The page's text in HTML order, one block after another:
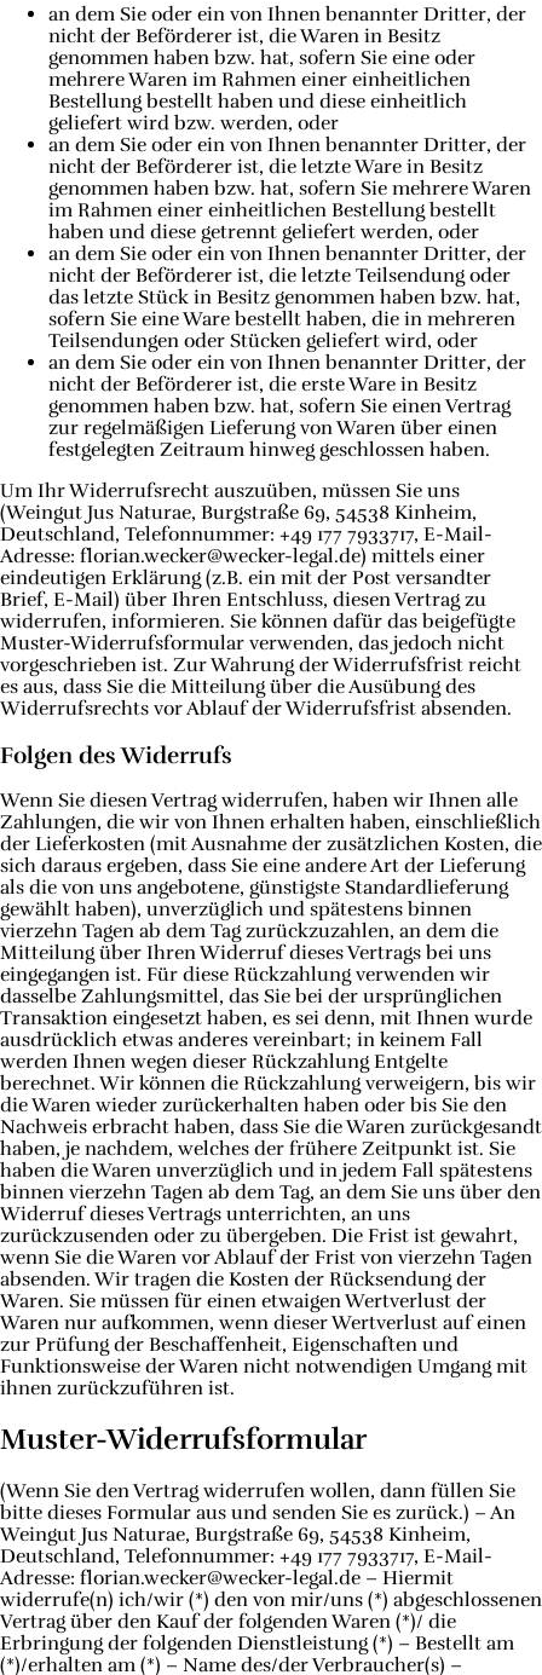
an dem Sie oder ein von Ihnen benannter Dritter, der
nicht der Beförderer ist, die Waren in Besitz
genommen haben bzw. hat, sofern Sie eine oder
mehrere Waren im Rahmen einer einheitlichen
Bestellung bestellt haben und diese einheitlich
geliefert wird bzw. werden, oder
an dem Sie oder ein von Ihnen benannter Dritter, der
nicht der Beförderer ist, die letzte Ware in Besitz
genommen haben bzw. hat, sofern Sie mehrere Waren
im Rahmen einer einheitlichen Bestellung bestellt
haben und diese getrennt geliefert werden, oder
an dem Sie oder ein von Ihnen benannter Dritter, der
nicht der Beförderer ist, die letzte Teilsendung oder
das letzte Stück in Besitz genommen haben bzw. hat,
sofern Sie eine Ware bestellt haben, die in mehreren
Teilsendungen oder Stücken geliefert wird, oder
an dem Sie oder ein von Ihnen benannter Dritter, der
nicht der Beförderer ist, die erste Ware in Besitz
genommen haben bzw. hat, sofern Sie einen Vertrag
zur regelmäßigen Lieferung von Waren über einen
festgelegten Zeitraum hinweg geschlossen haben.
Um Ihr Widerrufsrecht auszuüben, müssen Sie uns
(Weingut Jus Naturae, Burgstraße 69, 54538 Kinheim,
Deutschland, Telefonnummer: +49 177 7933717, E-Mail-
Adresse: florian.wecker@wecker-legal.de) mittels einer
eindeutigen Erklärung (z.B. ein mit der Post versandter
Brief, E-Mail) über Ihren Entschluss, diesen Vertrag zu
widerrufen, informieren. Sie können dafür das beigefügte
Muster-Widerrufsformular verwenden, das jedoch nicht
vorgeschrieben ist. Zur Wahrung der Widerrufsfrist reicht
es aus, dass Sie die Mitteilung über die Ausübung des
Widerrufsrechts vor Ablauf der Widerrufsfrist absenden.
Folgen des Widerrufs
Wenn Sie diesen Vertrag widerrufen, haben wir Ihnen alle
Zahlungen, die wir von Ihnen erhalten haben, einschließlich
der Lieferkosten (mit Ausnahme der zusätzlichen Kosten, die
sich daraus ergeben, dass Sie eine andere Art der Lieferung
als die von uns angebotene, günstigste Standardlieferung
gewählt haben), unverzüglich und spätestens binnen
vierzehn Tagen ab dem Tag zurückzuzahlen, an dem die
Mitteilung über Ihren Widerruf dieses Vertrags bei uns
eingegangen ist. Für diese Rückzahlung verwenden wir
dasselbe Zahlungsmittel, das Sie bei der ursprünglichen
Transaktion eingesetzt haben, es sei denn, mit Ihnen wurde
ausdrücklich etwas anderes vereinbart; in keinem Fall
werden Ihnen wegen dieser Rückzahlung Entgelte
berechnet. Wir können die Rückzahlung verweigern, bis wir
die Waren wieder zurückerhalten haben oder bis Sie den
Nachweis erbracht haben, dass Sie die Waren zurückgesandt
haben, je nachdem, welches der frühere Zeitpunkt ist. Sie
haben die Waren unverzüglich und in jedem Fall spätestens
binnen vierzehn Tagen ab dem Tag, an dem Sie uns über den
Widerruf dieses Vertrags unterrichten, an uns
zurückzusenden oder zu übergeben. Die Frist ist gewahrt,
wenn Sie die Waren vor Ablauf der Frist von vierzehn Tagen
absenden. Wir tragen die Kosten der Rücksendung der
Waren. Sie müssen für einen etwaigen Wertverlust der
Waren nur aufkommen, wenn dieser Wertverlust auf einen
zur Prüfung der Beschaffenheit, Eigenschaften und
Funktionsweise der Waren nicht notwendigen Umgang mit
ihnen zurückzuführen ist.
Muster-Widerrufsformular
(Wenn Sie den Vertrag widerrufen wollen, dann füllen Sie
bitte dieses Formular aus und senden Sie es zurück.) – An
Weingut Jus Naturae, Burgstraße 69, 54538 Kinheim,
Deutschland, Telefonnummer: +49 177 7933717, E-Mail-
Adresse: florian.wecker@wecker-legal.de – Hiermit
widerrufe(n) ich/wir (*) den von mir/uns (*) abgeschlossenen
Vertrag über den Kauf der folgenden Waren (*)/ die
Erbringung der folgenden Dienstleistung (*) – Bestellt am
(*)/erhalten am (*) – Name des/der Verbraucher(s) –